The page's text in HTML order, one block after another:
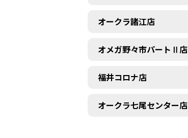
オークラ諸江店
オメガ野々市パートⅡ店
福井コロナ店
オークラ七尾センター店